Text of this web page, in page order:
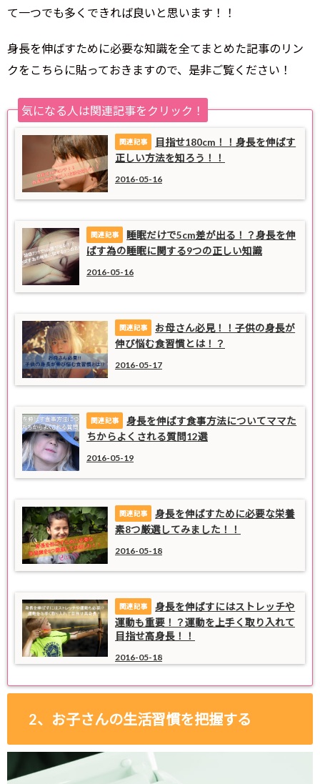
て一つでも多くできれば良いと思います！！
身長を伸ばすために必要な知識を全てまとめた記事のリン
クをこちらに貼っておきますので、是非ご覧ください！
気になる人は関連記事をクリック！
目指せ180cm！！身長を伸ばす
正しい方法を知ろう！！
2016-05-16
睡眠だけで5cm差が出る！？身長を伸
ばす為の睡眠に関する9つの正しい知識
2016-05-16
お母さん必見！！子供の身長が
伸び悩む食習慣とは！？
2016-05-17
身長を伸ばす食事方法についてママた
ちからよくされる質問12選
2016-05-19
身長を伸ばすために必要な栄養
素8つ厳選してみました！！
2016-05-18
身長を伸ばすにはストレッチや
運動も重要！？運動を上手く取り入れて
目指せ高身長！！
2016-05-18
2、お子さんの生活習慣を把握する